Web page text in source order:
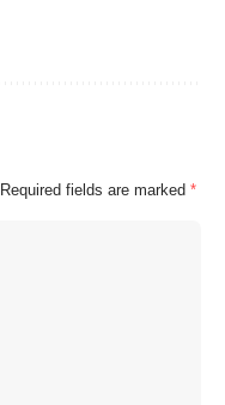
Required fields are marked *